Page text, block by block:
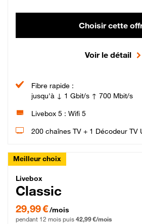
Choisir cette
Voir le détail
Fibre rapide :
jusqu'à ↓ 1 Gbit/s ↑ 700 Mbit/s
Livebox 5 : Wifi 5
200 chaînes TV + 1 Décodeur TV
Meilleur choix
Livebox Classic Fibre
Livebox
Classic
29,99 € par mois pendant 12 mois puis 42,99
29,99 €/mois
pendant 12 mois puis 42,99 €/mois